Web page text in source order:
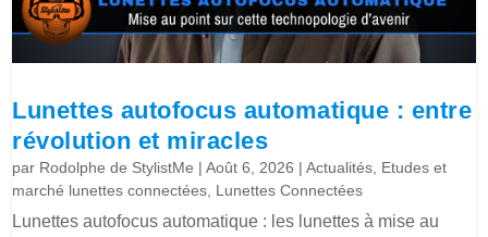
Lunettes autofocus automatique : entre
révolution et miracles
par Rodolphe de StylistMe |Août 6, 2026 |Actualités, Etudes et
marché lunettes connectées, Lunettes Connectées
Lunettes autofocus automatique : les lunettes à mise au